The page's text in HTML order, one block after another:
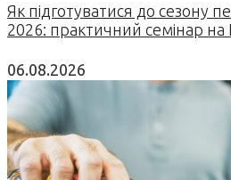
Як підготуватися до сезону
2026: практичний семінар на
06.08.2026